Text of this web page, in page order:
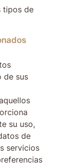
tipos de
de sus
su uso,
de
servicios